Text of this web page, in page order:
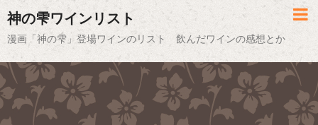
神の雫ワインリスト
漫画「神の雫」登場ワインのリスト 飲んだワインの感想とか